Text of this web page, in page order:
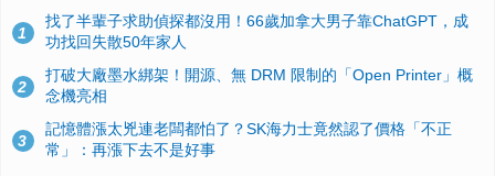
1
找了半輩子求助偵探都沒用！66歲加拿大男子靠ChatGPT，成
功找回失散50年家人
2
打破大廠墨水綁架！開源、無 DRM 限制的「Open Printer」概
念機亮相
3
記憶體漲太兇連老闆都怕了？SK海力士竟然認了價格「不正
常」：再漲下去不是好事